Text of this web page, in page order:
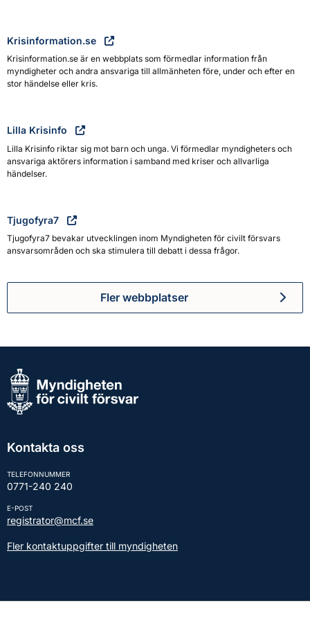
Krisinformation.se
Krisinformation.se är en webbplats som förmedlar information från
myndigheter och andra ansvariga till allmänheten före, under och efter en
stor händelse eller kris.
Lilla Krisinfo
Lilla Krisinfo riktar sig mot barn och unga. Vi förmedlar myndigheters och
ansvariga aktörers information i samband med kriser och allvarliga
händelser.
Tjugofyra7
Tjugofyra7 bevakar utvecklingen inom Myndigheten för civilt försvars
ansvarsområden och ska stimulera till debatt i dessa frågor.
Fler webbplatser
Kontakta oss
TELEFONNUMMER
0771-240 240
E-POST
registrator@mcf.se
Fler kontaktuppgifter till myndigheten